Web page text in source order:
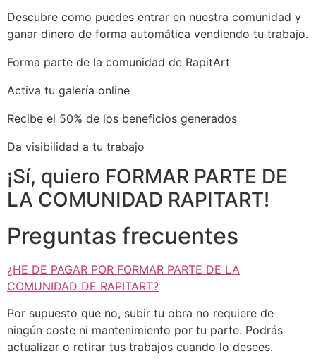
Descubre como puedes entrar en nuestra comunidad y
ganar dinero de forma automática vendiendo tu trabajo.
Forma parte de la comunidad de RapitArt
Activa tu galería online
Recibe el 50% de los beneficios generados
Da visibilidad a tu trabajo
¡Sí, quiero FORMAR PARTE DE
LA COMUNIDAD RAPITART!
Preguntas frecuentes
¿HE DE PAGAR POR FORMAR PARTE DE LA
COMUNIDAD DE RAPITART?
Por supuesto que no, subir tu obra no requiere de
ningún coste ni mantenimiento por tu parte. Podrás
actualizar o retirar tus trabajos cuando lo desees.